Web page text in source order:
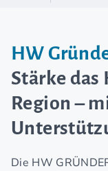
HW
Stärke
Region –
Die HW